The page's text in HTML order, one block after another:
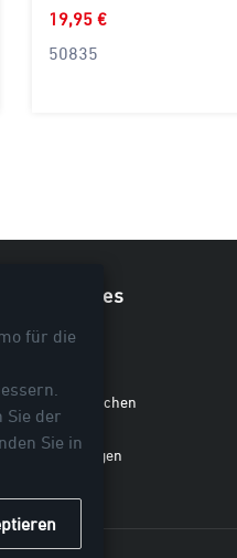
19,95 €
50835
Nützliches
Neuheiten
Fahrradtaschen
Rubriken
Befestigungen
für die
Sie der
Sie in